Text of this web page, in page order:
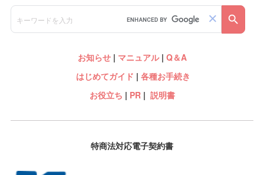
お知らせ| マニュアル| Q＆A
はじめてガイド | 各種お手続き
お役立ち | PR| 説明書
特商法対応電子契約書